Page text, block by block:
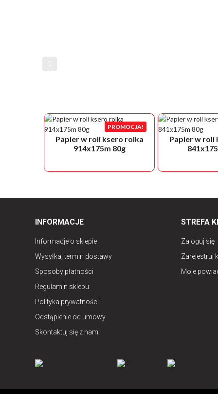
PROMOCJA!
Papier w roli ksero rolka
914x175m 80g
Papier w roli
INFORMACJE
Informacje o sklepie
Wysyłka, termin dostawy
Sposoby płatności
Regulamin sklepu
Polityka prywatności
Odstąpienie od umowy
Skontaktuj się z nami
STREFA
Zaloguj się
Zarejestruj
Moje